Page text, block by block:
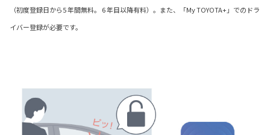
（初度登録日から5 年間無料。 6 年目以降有料）。また、「My TOYOTA+」でのドラ
イバー登録が必要です。